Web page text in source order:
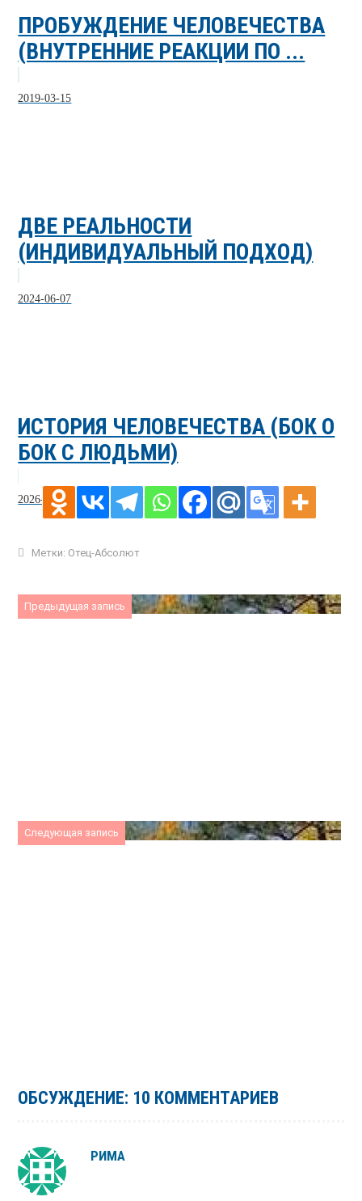
ПРОБУЖДЕНИЕ ЧЕЛОВЕЧЕСТВА
(ВНУТРЕННИЕ РЕАКЦИИ ПО ...
2019-03-15
ДВЕ РЕАЛЬНОСТИ
(ИНДИВИДУАЛЬНЫЙ ПОДХОД)
2024-06-07
ИСТОРИЯ ЧЕЛОВЕЧЕСТВА (БОК О
БОК С ЛЮДЬМИ)
2026-04-17
Метки: Отец-Абсолют
Предыдущая запись
Следующая запись
ОБСУЖДЕНИЕ: 10 КОММЕНТАРИЕВ
РИМА